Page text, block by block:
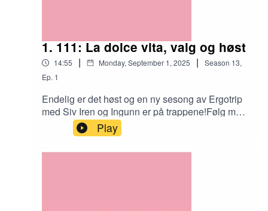
1. 111: La dolce vita, valg og høst
14:55 | Monday, September 1, 2025 | Season 13,
Ep. 1
Endelig er det høst og en ny sesong av Ergotrip
med Siv Iren og Ingunn er på trappene!Følg med
for mer ergoterapi nerding og hygge!
Play